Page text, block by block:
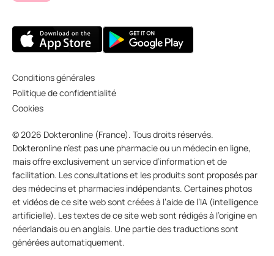
Conditions générales
Politique de confidentialité
Cookies
© 2026 Dokteronline (France). Tous droits réservés.
Dokteronline n’est pas une pharmacie ou un médecin en ligne,
mais offre exclusivement un service d’information et de
facilitation. Les consultations et les produits sont proposés par
des médecins et pharmacies indépendants. Certaines photos
et vidéos de ce site web sont créées à l’aide de l’IA (intelligence
artificielle). Les textes de ce site web sont rédigés à l’origine en
néerlandais ou en anglais. Une partie des traductions sont
générées automatiquement.